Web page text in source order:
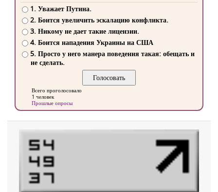
1. Уважает Путина.
2. Боится увеличить эскалацию конфликта.
3. Никому не дает такие лицензии.
4. Боится нападения Украины на США
5. Просто у него манера поведения такая: обещать и
не сделать.
Всего проголосовало
1 человек
Прошлые опросы